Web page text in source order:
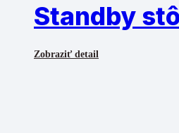
Standby
Zobraziť detail